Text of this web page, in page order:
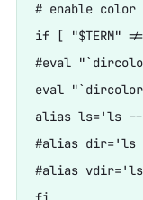
# enable color
if [ "$TERM"
#eval
eval
alias ls='ls --
#alias dir='ls
#alias vdir='ls